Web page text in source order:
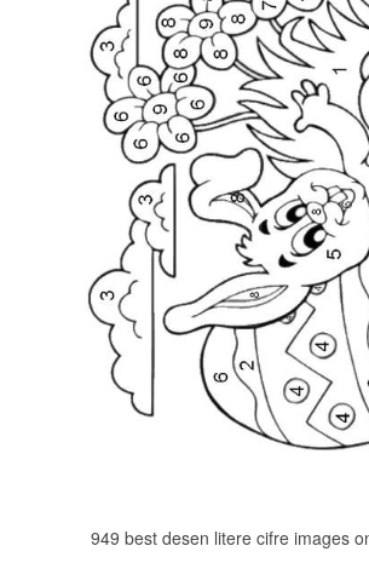
949 best desen litere cifre images